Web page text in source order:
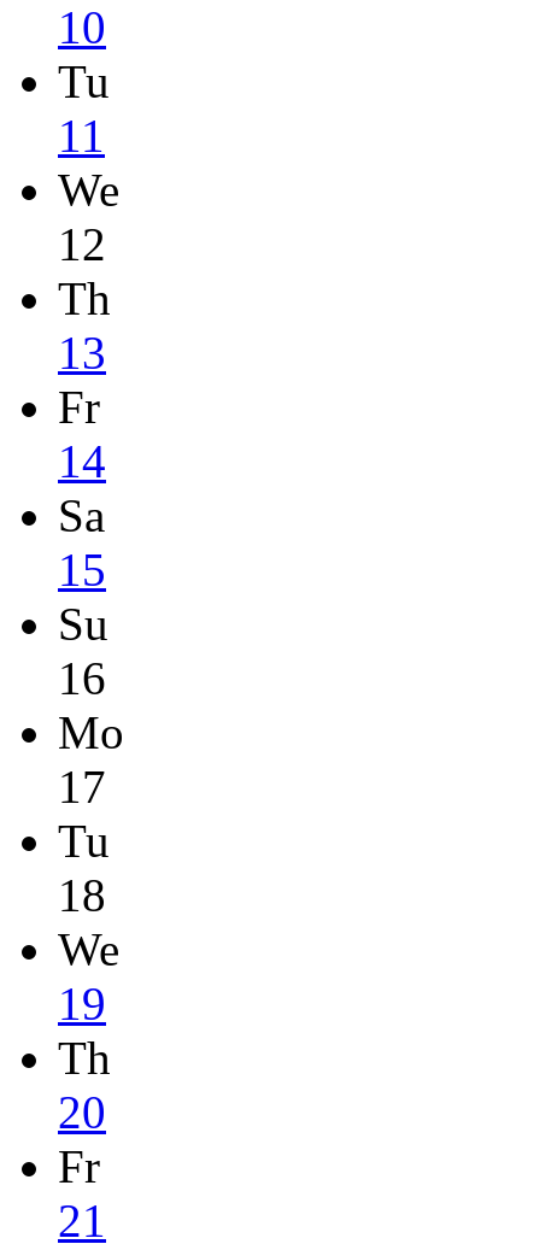
10
Tu
11
We
12
Th
13
Fr
14
Sa
15
Su
16
Mo
17
Tu
18
We
19
Th
20
Fr
21